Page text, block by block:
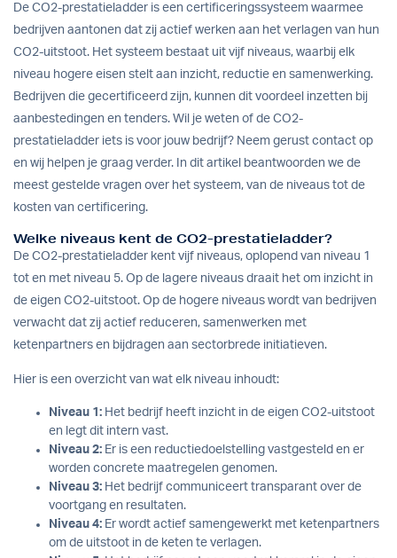
De CO2-prestatieladder is een certificeringssysteem waarmee
bedrijven aantonen dat zij actief werken aan het verlagen van hun
CO2-uitstoot. Het systeem bestaat uit vijf niveaus, waarbij elk
niveau hogere eisen stelt aan inzicht, reductie en samenwerking.
Bedrijven die gecertificeerd zijn, kunnen dit voordeel inzetten bij
aanbestedingen en tenders. Wil je weten of de CO2-
prestatieladder iets is voor jouw bedrijf? Neem gerust contact op
en wij helpen je graag verder. In dit artikel beantwoorden we de
meest gestelde vragen over het systeem, van de niveaus tot de
kosten van certificering.
Welke niveaus kent de CO2-prestatieladder?
De CO2-prestatieladder kent vijf niveaus, oplopend van niveau 1
tot en met niveau 5. Op de lagere niveaus draait het om inzicht in
de eigen CO2-uitstoot. Op de hogere niveaus wordt van bedrijven
verwacht dat zij actief reduceren, samenwerken met
ketenpartners en bijdragen aan sectorbrede initiatieven.
Hier is een overzicht van wat elk niveau inhoudt:
Niveau 1: Het bedrijf heeft inzicht in de eigen CO2-uitstoot
en legt dit intern vast.
Niveau 2: Er is een reductiedoelstelling vastgesteld en er
worden concrete maatregelen genomen.
Niveau 3: Het bedrijf communiceert transparant over de
voortgang en resultaten.
Niveau 4: Er wordt actief samengewerkt met ketenpartners
om de uitstoot in de keten te verlagen.